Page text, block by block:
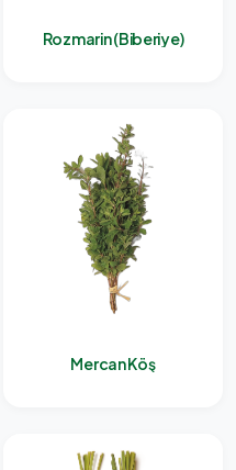
Rozmarin (Biberiye)
Mercan Köş